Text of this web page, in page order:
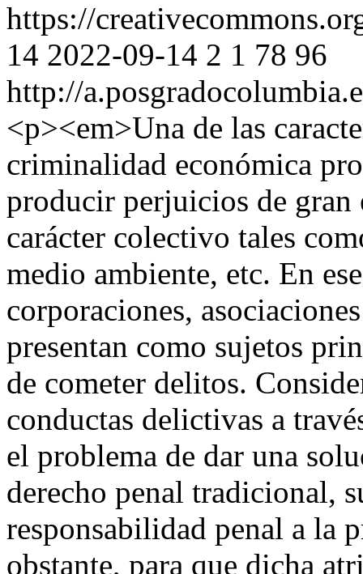
https://
14 2022-09-14 2 1 78 96
http://
<p><em>Una de las
criminalidad económica
producir perjuicios de gran
carácter colectivo tales
medio ambiente, etc. En
corporaciones,
presentan como sujetos
de cometer delitos.
conductas delictivas a
el problema de dar una
derecho penal tradicional,
responsabilidad penal a la
obstante, para que dicha